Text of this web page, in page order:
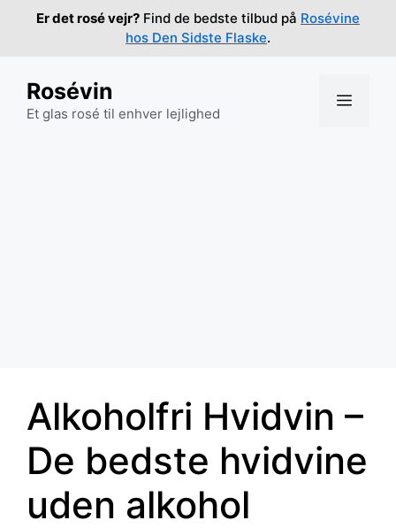
Er det rosé vejr? Find de bedste tilbud på Rosévine
hos Den Sidste Flaske.
Rosévin
Et glas rosé til enhver lejlighed
Menu
Alkoholfri Hvidvin –
De bedste hvidvine
uden alkohol